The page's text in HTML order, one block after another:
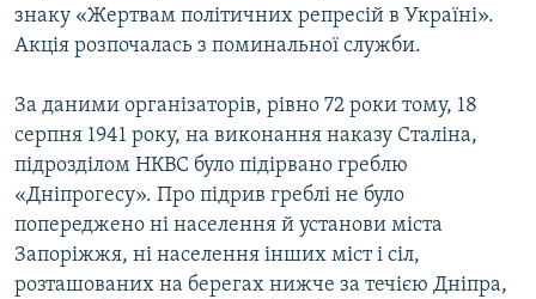
знаку «Жертвам політичних репресій в Україні».
Акція розпочалась з поминальної служби.
За даними організаторів, рівно 72 роки тому, 18
серпня 1941 року, на виконання наказу Сталіна,
підрозділом НКВС було підірвано греблю
«Дніпрогесу». Про підрив греблі не було
попереджено ні населення й установи міста
Запоріжжя, ні населення інших міст і сіл,
розташованих на берегах нижче за течією Дніпра,